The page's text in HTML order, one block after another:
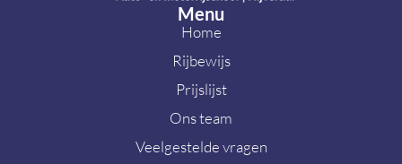
Menu
Home
Rijbewijs
Prijslijst
Ons team
Veelgestelde vragen